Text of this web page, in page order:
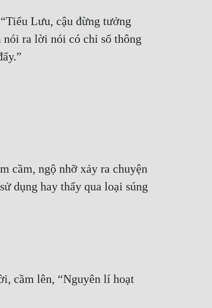
Lưu, cậu đừng tưởng
nói ra lời nói có chỉ số thông
cầm, ngộ nhỡ xảy ra chuyện
dụng hay thấy qua loại súng
cầm lên, “Nguyên lí hoạt